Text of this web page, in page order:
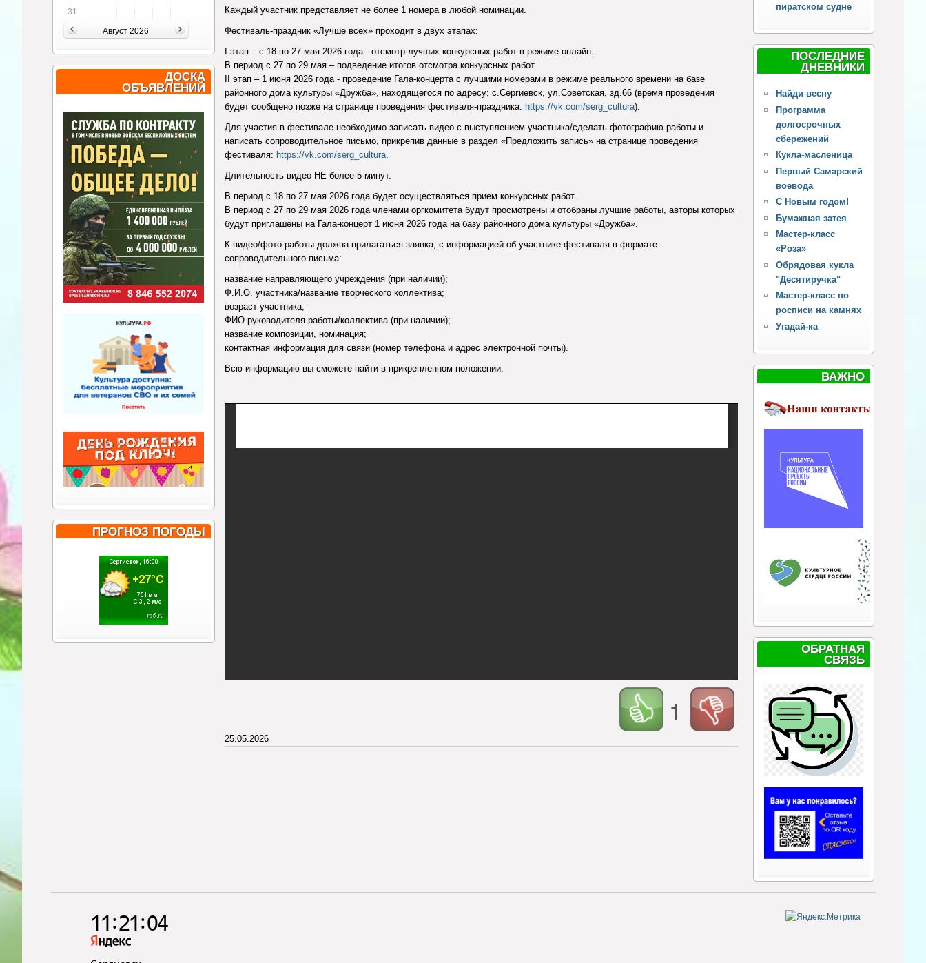
31
Август 2026
ДОСКА
ОБЪЯВЛЕНИЙ
ПРОГНОЗ ПОГОДЫ
пиратском судне
ПОСЛЕДНИЕ
ДНЕВНИКИ
Найди весну
Программа
долгосрочных
сбережений
Кукла-масленица
Первый Самарский
воевода
С Новым годом!
Бумажная затея
Мастер-класс
«Роза»
Обрядовая кукла
"Десятиручка"
Мастер-класс по
росписи на камнях
Угадай-ка
ВАЖНО
ОБРАТНАЯ
СВЯЗЬ
Каждый участник представляет не более 1 номера в любой номинации.
Фестиваль-праздник «Лучше всех» проходит в двух этапах:
I этап – с 18 по 27 мая 2026 года - отсмотр лучших конкурсных работ в режиме онлайн.
В период с 27 по 29 мая – подведение итогов отсмотра конкурсных работ.
II этап – 1 июня 2026 года - проведение Гала-концерта с лучшими номерами в режиме реального времени на базе
районного дома культуры «Дружба», находящегося по адресу: с.Сергиевск, ул.Советская, зд.66 (время проведения
будет сообщено позже на странице проведения фестиваля-праздника: https://vk.com/serg_cultura).
Для участия в фестивале необходимо записать видео с выступлением участника/сделать фотографию работы и
написать сопроводительное письмо, прикрепив данные в раздел «Предложить запись» на странице проведения
фестиваля: https://vk.com/serg_cultura.
Длительность видео НЕ более 5 минут.
В период с 18 по 27 мая 2026 года будет осуществляться прием конкурсных работ.
В период с 27 по 29 мая 2026 года членами оргкомитета будут просмотрены и отобраны лучшие работы, авторы которых
будут приглашены на Гала-концерт 1 июня 2026 года на базу районного дома культуры «Дружба».
К видео/фото работы должна прилагаться заявка, с информацией об участнике фестиваля в формате
сопроводительного письма:
название направляющего учреждения (при наличии);
Ф.И.О. участника/название творческого коллектива;
возраст участника;
ФИО руководителя работы/коллектива (при наличии);
название композиции, номинация;
контактная информация для связи (номер телефона и адрес электронной почты).
Всю информацию вы сможете найти в прикрепленном положении.
1
25.05.2026